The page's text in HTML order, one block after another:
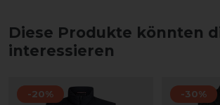
Diese Produkte könnten
interessieren
-20% -30%